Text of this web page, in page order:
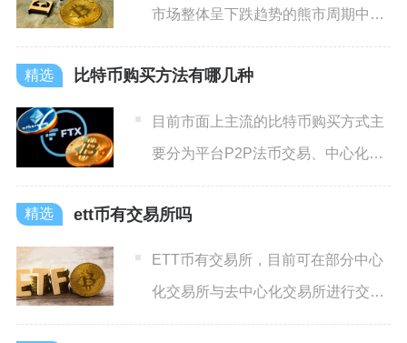
市场整体呈下跌趋势的熊市周期中，
通过预判资产价格继续下行，
比特币购买方法有哪几种
目前市面上主流的比特币购买方式主
要分为平台P2P法币交易、中心化交
易所现货兑币、线下比特币
ett币有交易所吗
ETT币有交易所，目前可在部分中心
化交易所与去中心化交易所进行交
易，但不同项目方发行的ET